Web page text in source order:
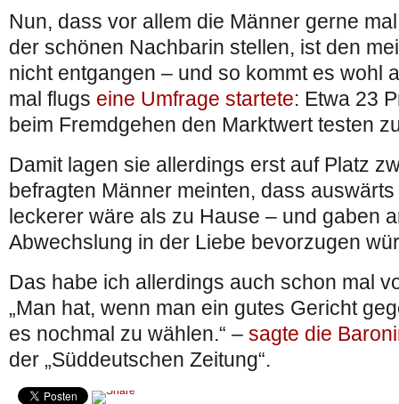
Nun, dass vor allem die Männer gerne
der schönen Nachbarin stellen, ist den
nicht entgangen – und so kommt es wohl
mal flugs eine Umfrage startete: Etwa 23
beim Fremdgehen den Marktwert testen
Damit lagen sie allerdings erst auf Platz
befragten Männer meinten, dass auswärts
leckerer wäre als zu Hause – und gaben
Abwechslung in der Liebe bevorzugen
Das habe ich allerdings auch schon mal
„Man hat, wenn man ein gutes Gericht
es nochmal zu wählen.“ – sagte die
der „Süddeutschen Zeitung“.